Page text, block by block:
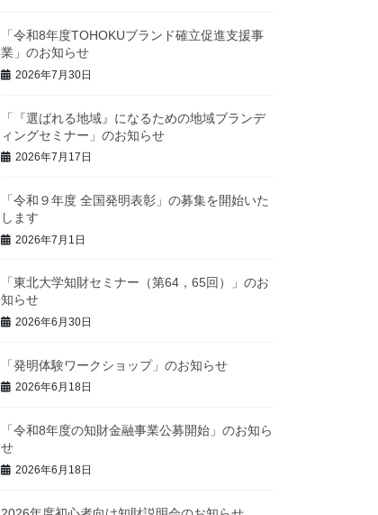
「令和8年度TOHOKUブランド確立促進支援事
業」のお知らせ
2026年7月30日
「『選ばれる地域』になるための地域ブランデ
ィングセミナー」のお知らせ
2026年7月17日
「令和９年度 全国発明表彰」の募集を開始いた
します
2026年7月1日
「東北大学知財セミナー（第64，65回）」のお
知らせ
2026年6月30日
「発明体験ワークショップ」のお知らせ
2026年6月18日
「令和8年度の知財金融事業公募開始」のお知ら
せ
2026年6月18日